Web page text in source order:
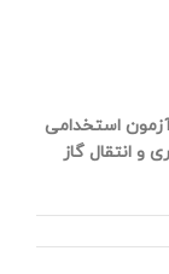
استخدامی
و انتقال گاز